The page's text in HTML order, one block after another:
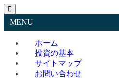
MENU
ホーム
投資の基本
サイトマップ
お問い合わせ